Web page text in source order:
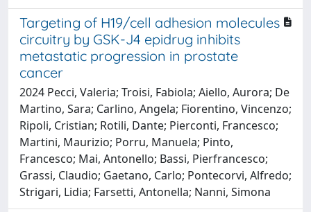
Targeting of H19/cell adhesion molecules
circuitry by GSK-J4 epidrug inhibits
metastatic progression in prostate
cancer
2024 Pecci, Valeria; Troisi, Fabiola; Aiello, Aurora; De
Martino, Sara; Carlino, Angela; Fiorentino, Vincenzo;
Ripoli, Cristian; Rotili, Dante; Pierconti, Francesco;
Martini, Maurizio; Porru, Manuela; Pinto,
Francesco; Mai, Antonello; Bassi, Pierfrancesco;
Grassi, Claudio; Gaetano, Carlo; Pontecorvi, Alfredo;
Strigari, Lidia; Farsetti, Antonella; Nanni, Simona